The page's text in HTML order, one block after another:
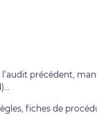
précédent,
fiches de